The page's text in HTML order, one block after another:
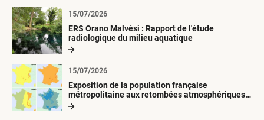
ERS Orano Malvési : Rapport de l'étude
radiologique du milieu aquatique
15/07/2026
Exposition de la population française
métropolitaine aux retombées atmosphériques
radioactives depuis 1945
15/07/2026